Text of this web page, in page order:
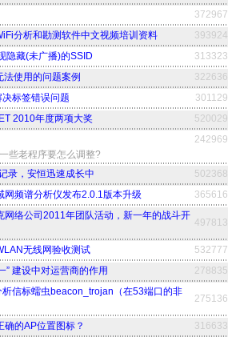
372967
分析和勘测软件中文视频培训资料
393924
隐藏(未广播)的SSID
313323
使用的问题案例
322636
标签错误问题
301129
2010年度两项大奖
520029
242969
些老程序要怎么调整?
录，安恒迅速成长中
502368
频谱分析仪发布2.0.1版本升级 365616
络公司2011年团队活动，新一年的战斗开
497813
无线网验收测试
532777
” 建设中对运营商的作用 278835
信标蠕虫beacon_trojan（在53端口的非
275136
的AP位置图标？
316633